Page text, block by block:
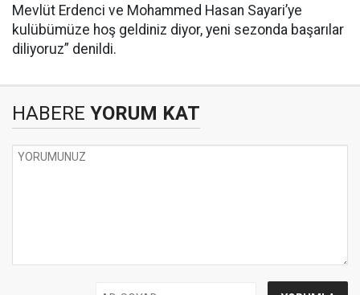
Mevlüt Erdenci ve Mohammed Hasan Sayari’ye
kulübümüze hoş geldiniz diyor, yeni sezonda başarılar
diliyoruz” denildi.
HABERE YORUM KAT